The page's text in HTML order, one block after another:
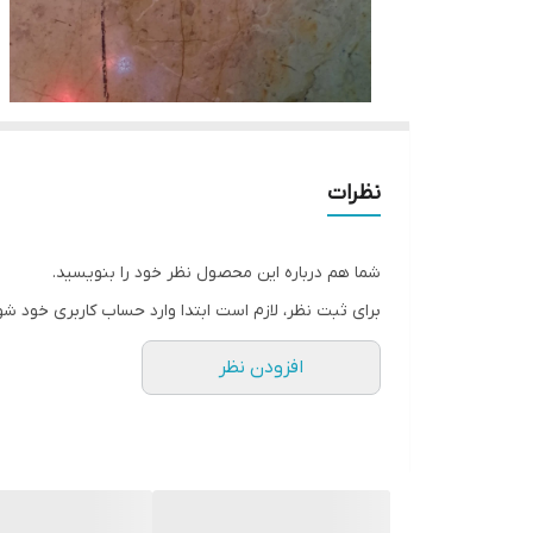
نظرات
شما هم درباره این محصول نظر خود را بنویسید.
برای ثبت نظر، لازم است ابتدا وارد حساب کاربری خود
افزودن نظر